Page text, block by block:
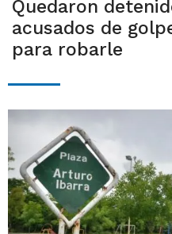
Quedaron
acusados de
para robarle